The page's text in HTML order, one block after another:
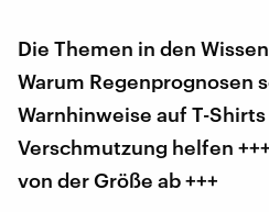
Die Themen in den
Warum Regenprognosen
Warnhinweise auf T-
Verschmutzung helfen
von der Größe ab +++